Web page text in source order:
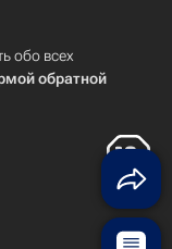
обо всех
обратной